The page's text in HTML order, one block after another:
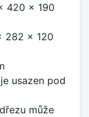
420 x 190
282 x 120
usazen pod
může